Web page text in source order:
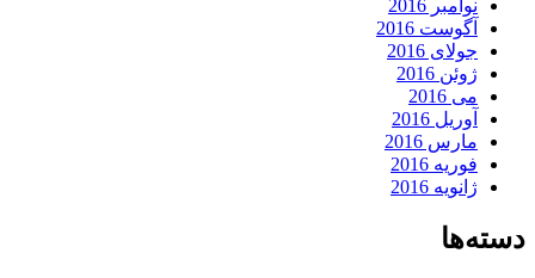
نوامبر 2016
آگوست 2016
جولای 2016
ژوئن 2016
می 2016
آوریل 2016
مارس 2016
فوریه 2016
ژانویه 2016
دسته‌ها